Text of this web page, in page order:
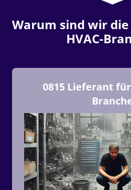
Warum sind wir
HVAC-
0815 Lieferant